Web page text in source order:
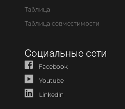
Таблица
Таблица совместимости
Социальные сети
Facebook
Youtube
Linkedin